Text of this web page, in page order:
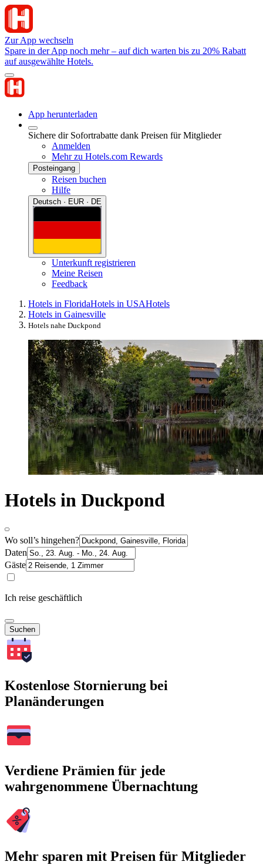
Zur App wechseln
Spare in der App noch mehr – auf dich warten bis zu 20% Rabatt
auf ausgewählte Hotels.
App herunterladen
Sichere dir Sofortrabatte dank Preisen für Mitglieder
Anmelden
Mehr zu Hotels.com Rewards
Posteingang
Reisen buchen
Hilfe
Deutsch · EUR · DE
Unterkunft registrieren
Meine Reisen
Feedback
Hotels in FloridaHotels in USAHotels
Hotels in Gainesville
Hotels nahe Duckpond
Hotels in Duckpond
Wo soll’s hingehen?
Daten
Gäste
Ich reise geschäftlich
Suchen
Kostenlose Stornierung bei
Planänderungen
Verdiene Prämien für jede
wahrgenommene Übernachtung
Mehr sparen mit Preisen für Mitglieder